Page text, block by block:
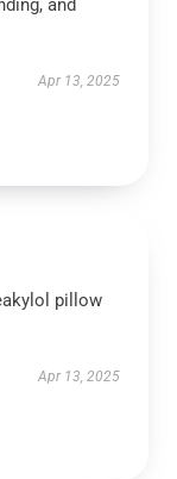
and
Apr 13, 2025
pillow
Apr 13, 2025